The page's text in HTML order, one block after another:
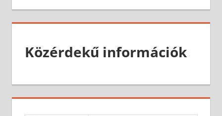
Közérdekű információk